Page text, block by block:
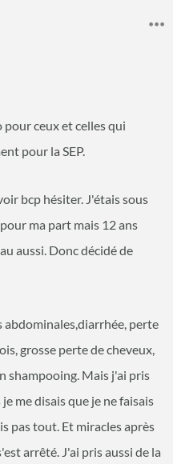
pour ceux et celles qui
pour la SEP.
bcp hésiter. J'étais sous
ma part mais 12 ans
aussi. Donc décidé de
abdominales,diarrhée, perte
grosse perte de cheveux,
shampooing. Mais j'ai pris
me disais que je ne faisais
pas tout. Et miracles après
arrêté. J'ai pris aussi de la